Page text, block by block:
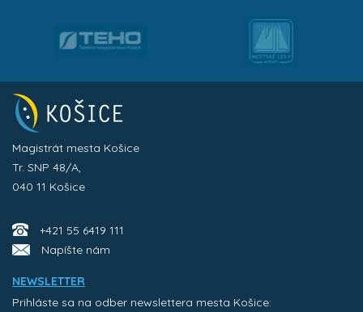
Magistrát mesta Košice
Tr. SNP 48/A,
040 11 Košice
+421 55 6419 111
Napíšte nám
NEWSLETTER
Prihláste sa na odber newslettera mesta Košice: